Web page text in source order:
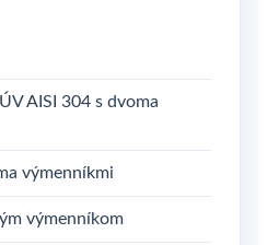
AISI 304 s dvoma
výmenníkmi
výmenníkom